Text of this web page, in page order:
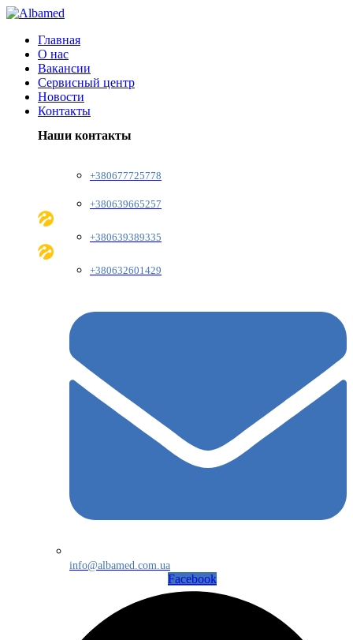
Главная
О нас
Вакансии
Сервисный центр
Новости
Контакты
Наши контакты
+380677725778
+380639665257
+380639389335
+380632601429
info@albamed.com.ua
Facebook